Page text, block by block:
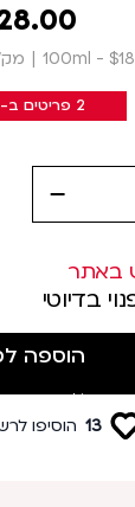
.00
| מק״ט:
2 פריטים ב-$50
באתר
בדיוטי
הוספה
(לטסים
13 הוסיפו